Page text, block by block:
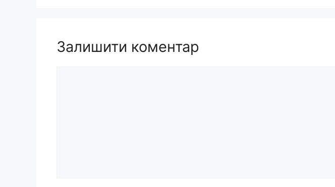
Залишити коментар